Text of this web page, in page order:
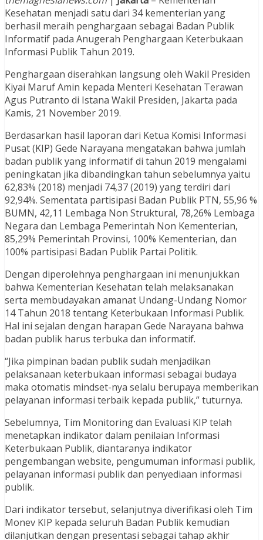
Kesehatan menjadi satu dari 34 kementerian yang
berhasil meraih penghargaan sebagai Badan Publik
Informatif pada Anugerah Penghargaan Keterbukaan
Informasi Publik Tahun 2019.
Penghargaan diserahkan langsung oleh Wakil Presiden
Kiyai Maruf Amin kepada Menteri Kesehatan Terawan
Agus Putranto di Istana Wakil Presiden, Jakarta pada
Kamis, 21 November 2019.
Berdasarkan hasil laporan dari Ketua Komisi Informasi
Pusat (KIP) Gede Narayana mengatakan bahwa jumlah
badan publik yang informatif di tahun 2019 mengalami
peningkatan jika dibandingkan tahun sebelumnya yaitu
62,83% (2018) menjadi 74,37 (2019) yang terdiri dari
92,94%. Sementata partisipasi Badan Publik PTN, 55,96 %
BUMN, 42,11 Lembaga Non Struktural, 78,26% Lembaga
Negara dan Lembaga Pemerintah Non Kementerian,
85,29% Pemerintah Provinsi, 100% Kementerian, dan
100% partisipasi Badan Publik Partai Politik.
Dengan diperolehnya penghargaan ini menunjukkan
bahwa Kementerian Kesehatan telah melaksanakan
serta membudayakan amanat Undang-Undang Nomor
14 Tahun 2018 tentang Keterbukaan Informasi Publik.
Hal ini sejalan dengan harapan Gede Narayana bahwa
badan publik harus terbuka dan informatif.
“Jika pimpinan badan publik sudah menjadikan
pelaksanaan keterbukaan informasi sebagai budaya
maka otomatis mindset-nya selalu berupaya memberikan
pelayanan informasi terbaik kepada publik,” tuturnya.
Sebelumnya, Tim Monitoring dan Evaluasi KIP telah
menetapkan indikator dalam penilaian Informasi
Keterbukaan Publik, diantaranya indikator
pengembangan website, pengumuman informasi publik,
pelayanan informasi publik dan penyediaan informasi
publik.
Dari indikator tersebut, selanjutnya diverifikasi oleh Tim
Monev KIP kepada seluruh Badan Publik kemudian
dilanjutkan dengan presentasi sebagai tahap akhir